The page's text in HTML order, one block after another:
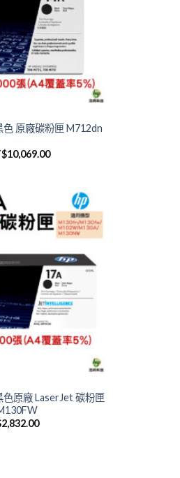
原廠碳粉匣 M712dn
。
10,069.00目
NT$10,069.00。
原廠 LaserJet 碳粉匣
2,832.00目